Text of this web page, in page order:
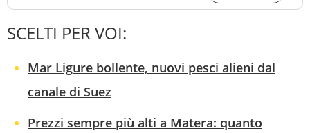
SCELTI PER VOI:
Mar Ligure bollente, nuovi pesci alieni dal
canale di Suez
Prezzi sempre più alti a Matera: quanto